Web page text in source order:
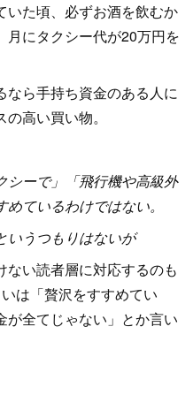
た頃、必ずお酒を飲むか
月にタクシー代が20万円を
ら手持ち資金のある人に
高い買い物。
シーで」「飛行機や高級外
ているわけではない。
いうつもりはないが
い読者層に対応するのも
は「贅沢をすすめてい
が全てじゃない」とか言い